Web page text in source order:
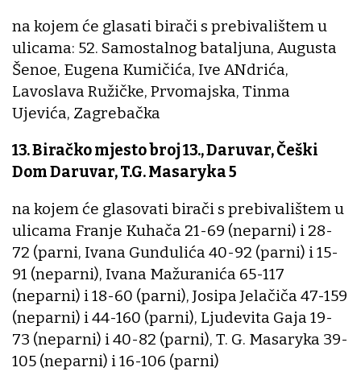
na kojem će glasati birači s prebivalištem u
ulicama: 52. Samostalnog bataljuna, Augusta
Šenoe, Eugena Kumičića, Ive ANdrića,
Lavoslava Ružičke, Prvomajska, Tinma
Ujevića, Zagrebačka
13. Biračko mjesto broj 13., Daruvar, Češki
Dom Daruvar, T.G. Masaryka 5
na kojem će glasovati birači s prebivalištem u
ulicama Franje Kuhača 21-69 (neparni) i 28-
72 (parni, Ivana Gundulića 40-92 (parni) i 15-
91 (neparni), Ivana Mažuranića 65-117
(neparni) i 18-60 (parni), Josipa Jelačiča 47-159
(neparni) i 44-160 (parni), Ljudevita Gaja 19-
73 (neparni) i 40-82 (parni), T. G. Masaryka 39-
105 (neparni) i 16-106 (parni)